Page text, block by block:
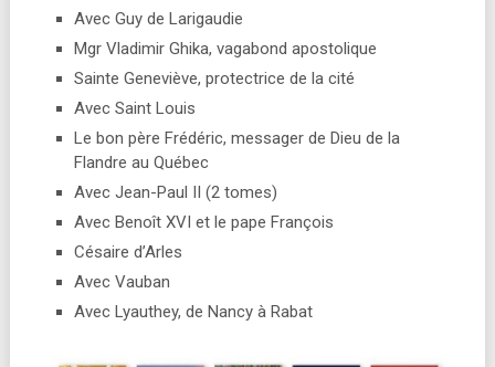
Avec Guy de Larigaudie
Mgr Vladimir Ghika, vagabond apostolique
Sainte Geneviève, protectrice de la cité
Avec Saint Louis
Le bon père Frédéric, messager de Dieu de la
Flandre au Québec
Avec Jean-Paul II (2 tomes)
Avec Benoît XVI et le pape François
Césaire d’Arles
Avec Vauban
Avec Lyauthey, de Nancy à Rabat